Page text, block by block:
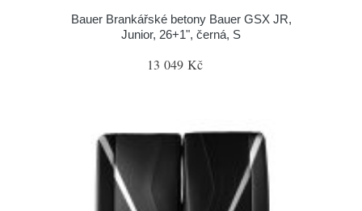
Bauer Brankářské betony Bauer GSX JR,
Junior, 26+1", černá, S
13 049 Kč